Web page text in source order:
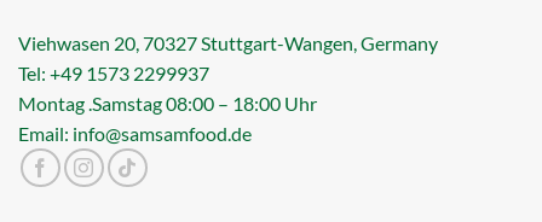
Viehwasen 20, 70327 Stuttgart-Wangen, Germany
Tel: +49 1573 2299937
Montag .Samstag 08:00 – 18:00 Uhr
Email: info@samsamfood.de